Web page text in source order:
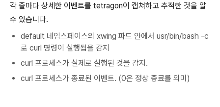
각 줄마다 상세한 이벤트를 tetragon이 캡쳐하고 추적한 것을 알
수 있습니다.
default 네임스페이스의 xwing 파드 안에서 usr/bin/bash -c
로 curl 명령이 실행됨을 감지
curl 프로세스가 실제로 실행된 것을 감지.
curl 프로세스가 종료된 이벤트. (0은 정상 종료를 의미)